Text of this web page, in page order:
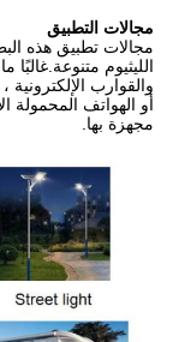
مجالات التطبيق
مجالات تطبيق هذه
الليثيوم
والقوارب الإلكترونية
أو الهواتف المحمولة
مجهزة بها.